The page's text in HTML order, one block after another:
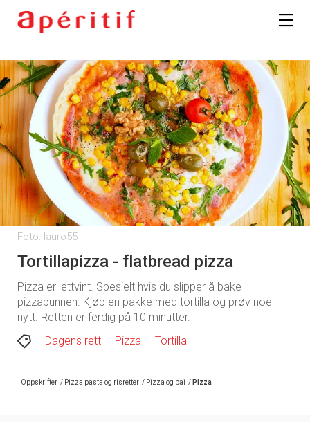
Registrer deg
Foto: lauro55
Tortillapizza - flatbread pizza
Pizza er lettvint. Spesielt hvis du slipper å bake
pizzabunnen. Kjøp en pakke med tortilla og prøv noe
nytt. Retten er ferdig på 10 minutter.
Dagens rett
Pizza Tortilla
Oppskrifter / Pizza pasta og risretter / Pizza og pai / Pizza